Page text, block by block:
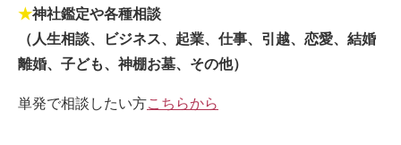
★神社鑑定や各種相談
（人生相談、ビジネス、起業、仕事、引越、恋愛、結婚
離婚、子ども、神棚お墓、その他）
単発で相談したい方こちらから